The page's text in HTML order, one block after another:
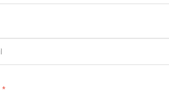
*